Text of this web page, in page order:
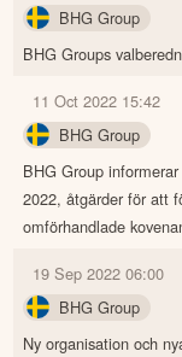
BHG Group
BHG Groups
11 Oct 2022 15:42
BHG Group
BHG Group
2022, åtgärder för att
omförhandlade
19 Sep 2022 06:00
BHG Group
Ny organisation och